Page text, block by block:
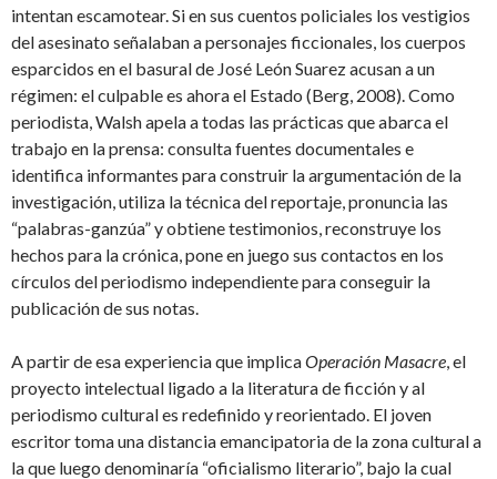
intentan escamotear. Si en sus cuentos policiales los vestigios
del asesinato señalaban a personajes ficcionales, los cuerpos
esparcidos en el basural de José León Suarez acusan a un
régimen: el culpable es ahora el Estado (Berg, 2008). Como
periodista, Walsh apela a todas las prácticas que abarca el
trabajo en la prensa: consulta fuentes documentales e
identifica informantes para construir la argumentación de la
investigación, utiliza la técnica del reportaje, pronuncia las
“palabras-ganzúa” y obtiene testimonios, reconstruye los
hechos para la crónica, pone en juego sus contactos en los
círculos del periodismo independiente para conseguir la
publicación de sus notas.
A partir de esa experiencia que implicaOperación Masacre, el
proyecto intelectual ligado a la literatura de ficción y al
periodismo cultural es redefinido y reorientado. El joven
escritor toma una distancia emancipatoria de la zona cultural a
la que luego denominaría “oficialismo literario”, bajo la cual